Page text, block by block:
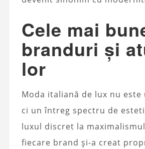
Cele mai
branduri și
lor
Moda italiană de lux nu
ci un întreg spectru de
luxul discret la
fiecare brand și-a creat